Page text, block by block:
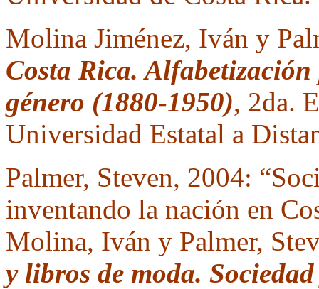
Molina Jiménez, Iván y
Costa Rica.
género (1880-1950), 2da.
Universidad Estatal a
Palmer, Steven, 2004:
inventando la nación en
Molina, Iván y Palmer,
y libros de moda.